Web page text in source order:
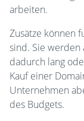
arbeiten.
Zusätze können
sind. Sie
dadurch lang
Kauf einer
Unternehmen
des Budgets.